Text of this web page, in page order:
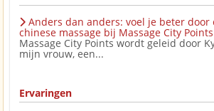
Anders dan anders: voel je beter door
chinese massage bij Massage City Points
Massage City Points wordt geleid door
mijn vrouw, een...
Ervaringen